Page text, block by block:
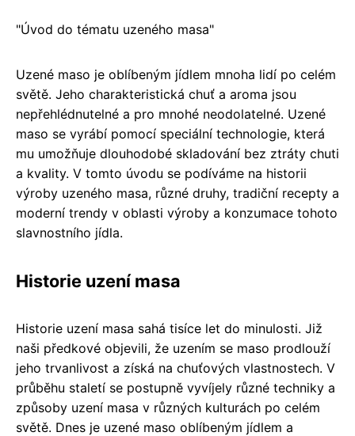
"Úvod do tématu uzeného masa"
Uzené maso je oblíbeným jídlem mnoha lidí po celém
světě. Jeho charakteristická chuť a aroma jsou
nepřehlédnutelné a pro mnohé neodolatelné. Uzené
maso se vyrábí pomocí speciální technologie, která
mu umožňuje dlouhodobé skladování bez ztráty chuti
a kvality. V tomto úvodu se podíváme na historii
výroby uzeného masa, různé druhy, tradiční recepty a
moderní trendy v oblasti výroby a konzumace tohoto
slavnostního jídla.
Historie uzení masa
Historie uzení masa sahá tisíce let do minulosti. Již
naši předkové objevili, že uzením se maso prodlouží
jeho trvanlivost a získá na chuťových vlastnostech. V
průběhu staletí se postupně vyvíjely různé techniky a
způsoby uzení masa v různých kulturách po celém
světě. Dnes je uzené maso oblíbeným jídlem a